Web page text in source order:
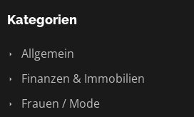
Kategorien
Allgemein
Finanzen & Immobilien
Frauen / Mode